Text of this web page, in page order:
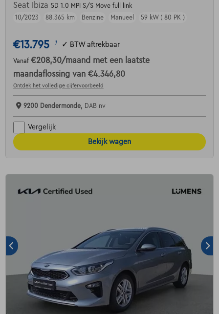
Seat Ibiza 5D 1.0 MPI S/S Move full link
10/2023
88.365 km Benzine Manueel 59 kW ( 80 PK )
€13.795 1 ✓ BTW aftrekbaar
Vanaf €208,30/maand met een laatste
maandaflossing van €4.346,80
Ontdek het volledige cijfervoorbeeld
9200 Dendermonde, DAB nv
Vergelijk
Bekijk wagen